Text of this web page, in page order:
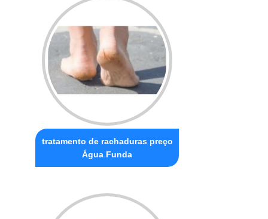
tratamento de rachaduras preço
Água Funda